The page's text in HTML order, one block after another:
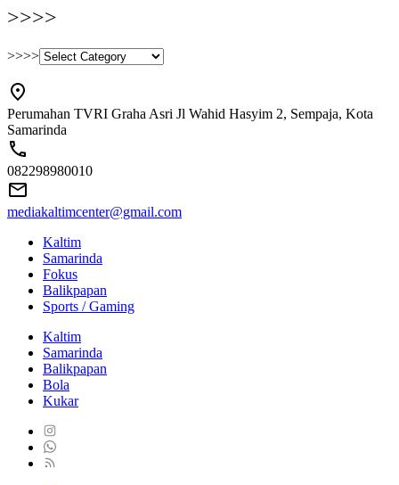
>>>>
>>>>
Perumahan TVRI Graha Asri Jl Wahid Hasyim 2, Sempaja, Kota
Samarinda
082298980010
mediakaltimcenter@gmail.com
Kaltim
Samarinda
Fokus
Balikpapan
Sports / Gaming
Kaltim
Samarinda
Balikpapan
Bola
Kukar